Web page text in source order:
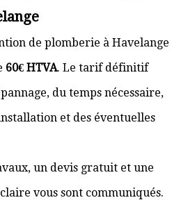
de plomberie à Havelange
60€ HTVA. Le tarif définitif
du temps nécessaire,
et des éventuelles
un devis gratuit et une
vous sont communiqués.